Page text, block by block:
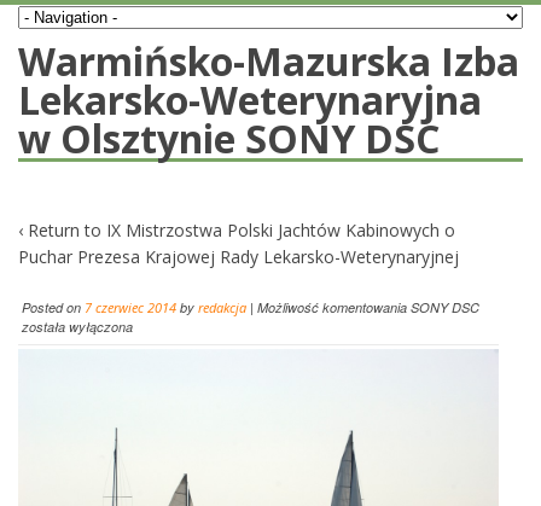
Warmińsko-Mazurska Izba
Lekarsko-Weterynaryjna
w Olsztynie SONY DSC
‹ Return to IX Mistrzostwa Polski Jachtów Kabinowych o
Puchar Prezesa Krajowej Rady Lekarsko-Weterynaryjnej
Posted on 7 czerwiec 2014 by redakcja | Możliwość komentowania SONY DSC
została wyłączona